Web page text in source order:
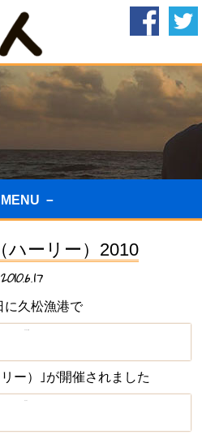
MENU －
ハーリー）2010
2010.6.17
に久松漁港で
ー）｣が開催されました